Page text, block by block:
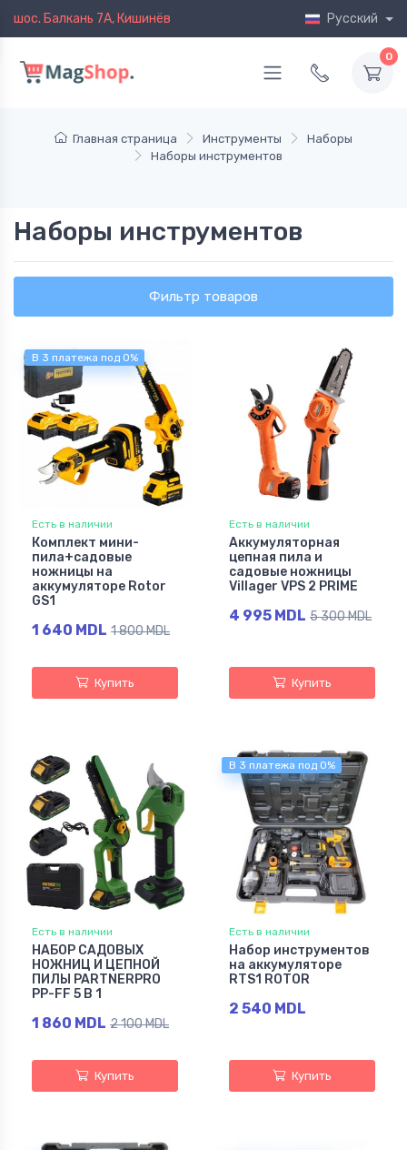
шос. Балкань 7A, Кишинёв Русский
0
Главная страница Инструменты
Наборы
Наборы инструментов
Наборы инструментов
Фильтр товаров
В 3 платежа под 0%
Есть в наличии
Комплект мини-
пила+садовые
ножницы на
аккумуляторе Rotor
GS1
1 640 MDL 1 800 MDL
Купить
Есть в наличии
Аккумуляторная
цепная пила и
садовые ножницы
Villager VPS 2 PRIME
4 995 MDL 5 300 MDL
Купить
Есть в наличии
HАБОР САДОВЫХ
НОЖНИЦ И ЦЕПНОЙ
ПИЛЫ PARTNERPRO
PP-FF 5 В 1
1 860 MDL 2 100 MDL
Купить
В 3 платежа под 0%
Есть в наличии
Набор инструментов
на аккумуляторе
RTS1 ROTOR
2 540 MDL
Купить